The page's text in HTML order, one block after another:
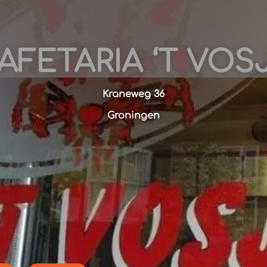
‘T
Kraneweg 36
Groningen